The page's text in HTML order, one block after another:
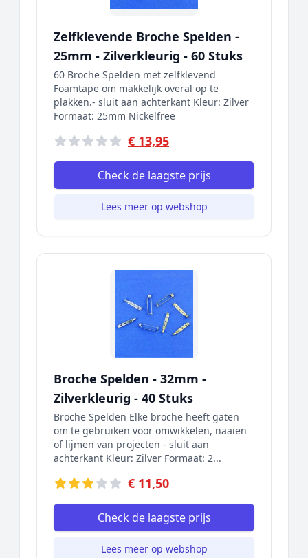
Zelfklevende Broche Spelden -
25mm - Zilverkleurig - 60 Stuks
60 Broche Spelden met zelfklevend
Foamtape om makkelijk overal op te
plakken.- sluit aan achterkant Kleur: Zilver
Formaat: 25mm Nickelfree
€ 13,95
Check de laagste prijs
Lees meer op webshop
Broche Spelden - 32mm -
Zilverkleurig - 40 Stuks
Broche Spelden Elke broche heeft gaten
om te gebruiken voor omwikkelen, naaien
of lijmen van projecten - sluit aan
achterkant Kleur: Zilver Formaat: 2...
€ 11,50
Check de laagste prijs
Lees meer op webshop